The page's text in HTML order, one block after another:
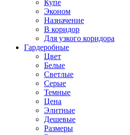
Купе
Эконом
Назначение
В коридор
Для узкого коридора
Гардеробные
Цвет
Белые
Светлые
Серые
Темные
Цена
Элитные
Дешевые
Размеры